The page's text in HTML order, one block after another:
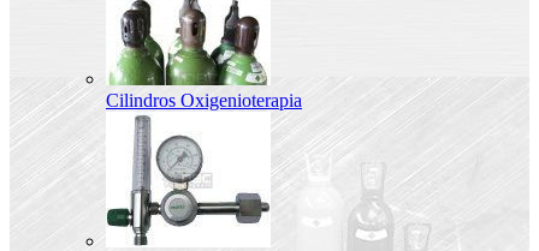
Cilindros Oxigenioterapia